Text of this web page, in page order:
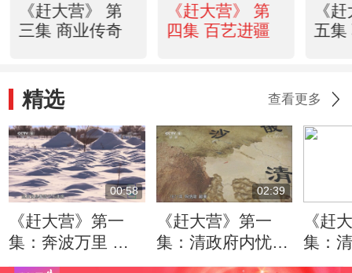
《赶大营》 第
三集 商业传奇
《赶大营》 第
四集 百艺进疆
《
五集
精选 查看更多
00:58
《赶大营》第一
集：奔波万里 穿
越百年 他为揭开
02:39
《赶大营》第一
集：清政府内忧外
患之际 阿古柏侵
《赶
集：
敌 李